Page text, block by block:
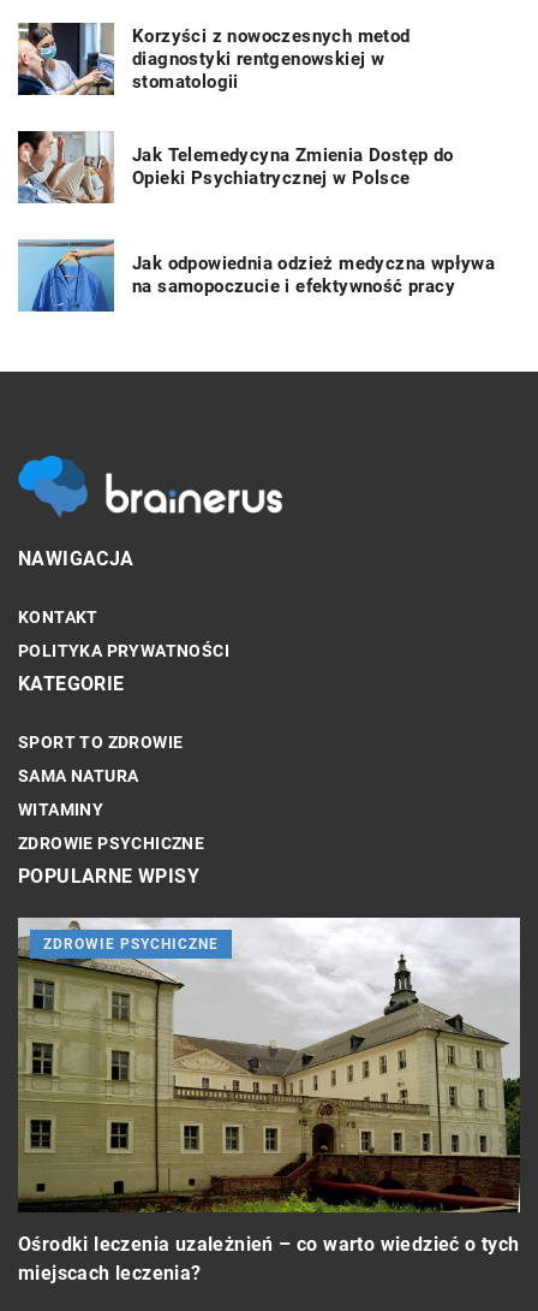
Korzyści z nowoczesnych metod
diagnostyki rentgenowskiej w
stomatologii
Jak Telemedycyna Zmienia Dostęp do
Opieki Psychiatrycznej w Polsce
Jak odpowiednia odzież medyczna wpływa
na samopoczucie i efektywność pracy
NAWIGACJA
KONTAKT
POLITYKA PRYWATNOŚCI
KATEGORIE
SPORT TO ZDROWIE
SAMA NATURA
WITAMINY
ZDROWIE PSYCHICZNE
POPULARNE WPISY
ZDROWIE PSYCHICZNE
Ośrodki leczenia uzależnień – co warto wiedzieć o tych
miejscach leczenia?